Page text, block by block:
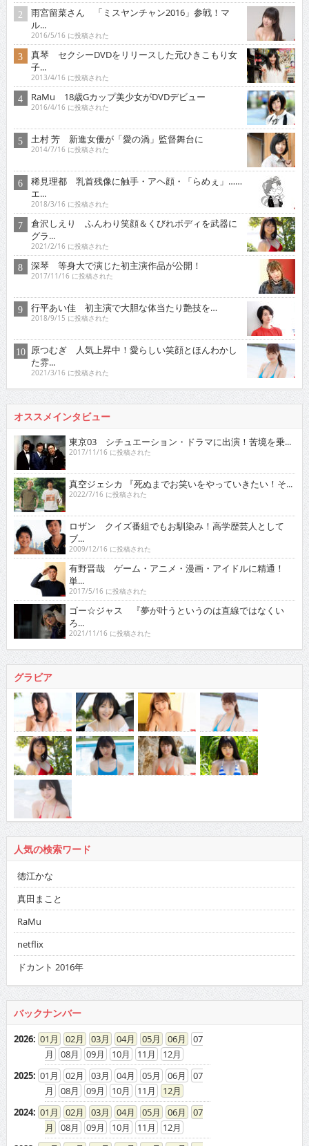
雨宮留菜さん 「ミスヤンチャン2016」参戦！マ
ル...
2016/5/16 に投稿された
真琴 セクシーDVDをリリースした元ひきこもり女
子...
2013/4/16 に投稿された
RaMu 18歳Gカップ美少女がDVDデビュー
2016/4/16 に投稿された
土村 芳 新進女優が「愛の渦」監督舞台に
2014/7/16 に投稿された
稀見理都 乳首残像に触手・アヘ顔・「らめぇ」……
エ...
2018/3/16 に投稿された
倉沢しえり ふんわり笑顔＆くびれボディを武器に
グラ...
2021/2/16 に投稿された
深琴 等身大で演じた初主演作品が公開！
2017/11/16 に投稿された
行平あい佳 初主演で大胆な体当たり艶技を…
2018/9/15 に投稿された
原つむぎ 人気上昇中！愛らしい笑顔とほんわかし
た雰...
2021/3/16 に投稿された
オススメインタビュー
東京03 シチュエーション・ドラマに出演！苦境を乗...
2017/11/16 に投稿された
真空ジェシカ 『死ぬまでお笑いをやっていきたい！そ...
2022/7/16 に投稿された
ロザン クイズ番組でもお馴染み！高学歴芸人として
ブ...
2009/12/16 に投稿された
有野晋哉 ゲーム・アニメ・漫画・アイドルに精通！
単...
2017/5/16 に投稿された
ゴー☆ジャス 『夢が叶うというのは直線ではなくい
ろ...
2021/11/16 に投稿された
グラビア
人気の検索ワード
徳江かな
真田まこと
RaMu
netflix
ドカント 2016年
バックナンバー
2026: 01 02 03 04 05 06
07
08
09 10 11
12
2025: 01 02 03 04 05 06
07
08
09 10 11
12
2024: 01 02 03 04 05 06
07
08
09 10 11
12